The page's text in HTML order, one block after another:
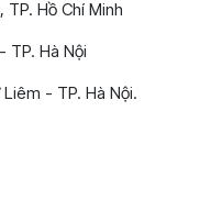
Hồ Chí Minh
TP. Hà Nội
- TP. Hà Nội.